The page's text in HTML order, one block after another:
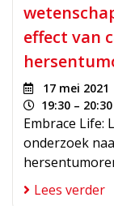
effect van
17 mei 2021
19:30 – 20:30
Embrace Life:
onderzoek
Lees verder